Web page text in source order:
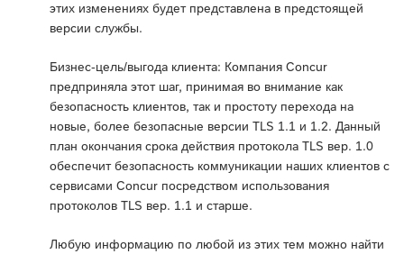
этих изменениях будет представлена в предстоящей
версии службы.
Бизнес-цель/выгода клиента: Компания Concur
предприняла этот шаг, принимая во внимание как
безопасность клиентов, так и простоту перехода на
новые, более безопасные версии TLS 1.1 и 1.2. Данный
план окончания срока действия протокола TLS вер. 1.0
обеспечит безопасность коммуникации наших клиентов с
сервисами Concur посредством использования
протоколов TLS вер. 1.1 и старше.
Любую информацию по любой из этих тем можно найти